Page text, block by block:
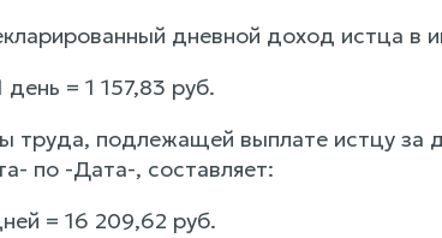
дневной доход истца в
= 1 157,83 руб.
труда, подлежащей выплате истцу за
по -Дата-, составляет:
= 16 209,62 руб.